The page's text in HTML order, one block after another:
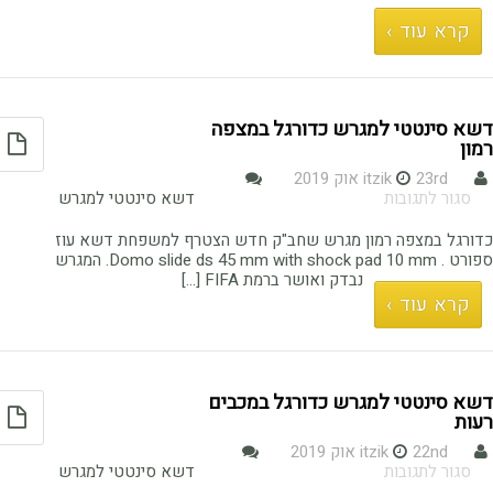
קרא עוד ›
דשא סינטטי למגרש כדורגל במצפה
רמון
itzik
23rd אוק 2019
סגור לתגובות
סינטטי
למגרש
כדורגל
דשא סינטטי למגרש
כדורגל במצפה רמון מגרש שחב"ק חדש הצטרף למשפחת דשא עוז
ספורט . Domo slide ds 45 mm with shock pad 10 mm. המגרש
נבדק ואושר ברמת FIFA [...]
קרא עוד ›
דשא סינטטי למגרש כדורגל במכבים
רעות
itzik
22nd אוק 2019
סגור לתגובות
דשא סינטטי למגרש